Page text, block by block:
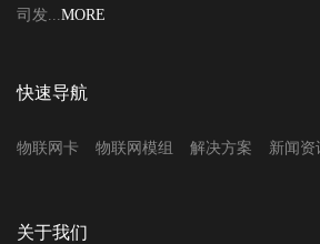
司发... MORE
快速导航
物联网卡 物联网模组 解决方案 新闻资
关于我们